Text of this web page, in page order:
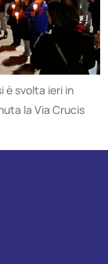
è svolta ieri in
la Via Crucis